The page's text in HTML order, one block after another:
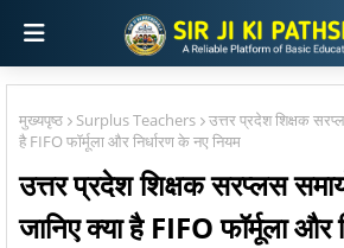
मुख्यपृष्ठ Surplus Teachers
उत्तर प्रदेश शिक्षक
है FIFO फॉर्मूला और निर्धारण के नए नियम
उत्तर प्रदेश शिक्षक सरप्लस
जानिए क्या है FIFO फॉर्मूला और